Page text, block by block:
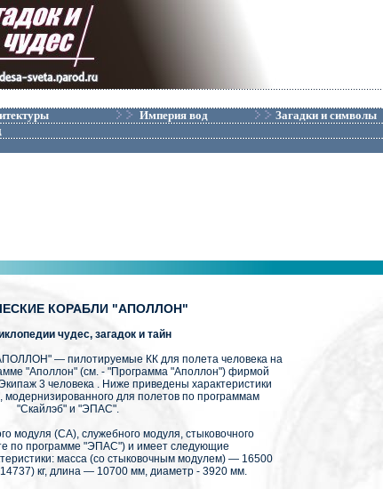
Империя вод
Загадки и символы
КОРАБЛИ "АПОЛЛОН"
чудес, загадок и тайн
— пилотируемые КК для полета человека на
"Аполлон" (см. - "Программа "Аполлон") фирмой
3 человека . Ниже приведены характеристики
модернизированного для полетов по программам
"Скайлэб" и "ЭПАС".
модуля (СА), служебного модуля, стыковочного
по программе "ЭПАС") и имеет следующие
масса (со стыковочным модулем) — 16500
кг, длина — 10700 мм, диаметр - 3920 мм.